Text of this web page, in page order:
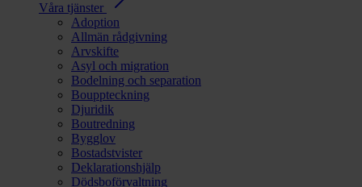
Våra tjänster
Adoption
Allmän rådgivning
Arvskifte
Asyl och migration
Bodelning och separation
Bouppteckning
Djuridik
Boutredning
Bygglov
Bostadstvister
Deklarationshjälp
Dödsboförvaltning